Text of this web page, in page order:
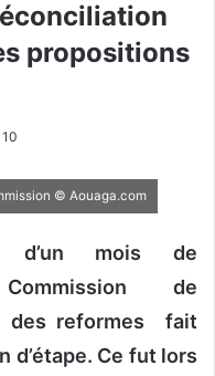
propositions
10
© Aouaga.com
mois de
de
des reformes fait
d’étape. Ce fut lors